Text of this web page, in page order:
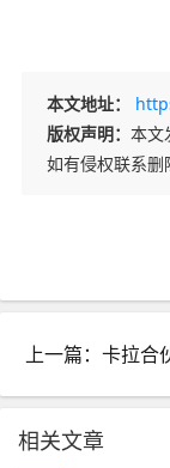
本文地址：
版权声明： 本文
如有侵权联系删
相关文章